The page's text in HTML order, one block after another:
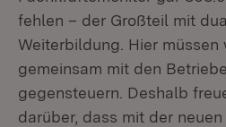
fehlen – der Großteil mit
Weiterbildung. Hier müssen
gemeinsam mit den
gegensteuern. Deshalb
darüber, dass mit der